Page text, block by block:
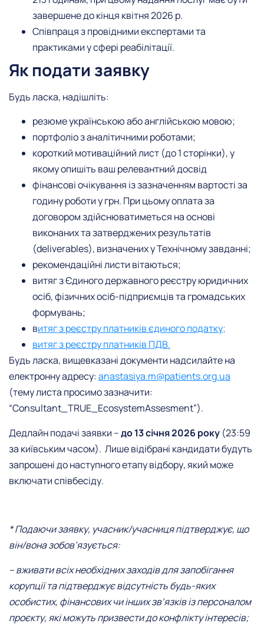
завершене до кінця квітня 2026 р.
Співпраця з провідними експертами та
практиками у сфері реабілітації.
Як подати заявку
Будь ласка, надішліть:
резюме українською або англійською мовою;
портфоліо з аналітичними роботами;
короткий мотиваційний лист (до 1 сторінки), у
якому опишіть ваш релевантний досвід
фінансові очікування із зазначенням вартості за
годину роботи у грн. При цьому оплата за
договором здійснюватиметься на основі
виконаних та затверджених результатів
(deliverables), визначених у Технічному завданні;
рекомендаційні листи вітаються;
витяг з Єдиного державного реєстру юридичних
осіб, фізичних осіб-підприємців та громадських
формувань;
витяг з реєстру платників єдиного податку;
витяг з реєстру платників ПДВ.
Будь ласка, вищевказані документи надсилайте на
електронну адресу:anastasiya.m@patients.org.ua
(тему листа просимо зазначити:
“Consultant_TRUE_EcosystemAssesment”).
Дедлайн подачі заявки –до 13 січня 2026 року (23:59
за київським часом). Лише відібрані кандидати будуть
запрошені до наступного етапу відбору, який може
включати співбесіду.
* Подаючи заявку, учасник/учасниця підтверджує, що
він/вона зобов’язується:
– вживати всіх необхідних заходів для запобігання
корупції та підтверджує відсутність будь-яких
особистих, фінансових чи інших зв’язків із персоналом
проєкту, які можуть призвести до конфлікту інтересів;